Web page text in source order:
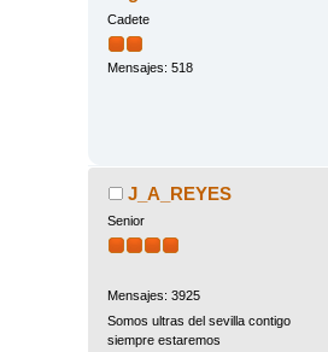
Cadete
Mensajes: 518
J_A_REYES
Senior
Mensajes: 3925
Somos ultras del sevilla contigo
siempre estaremos